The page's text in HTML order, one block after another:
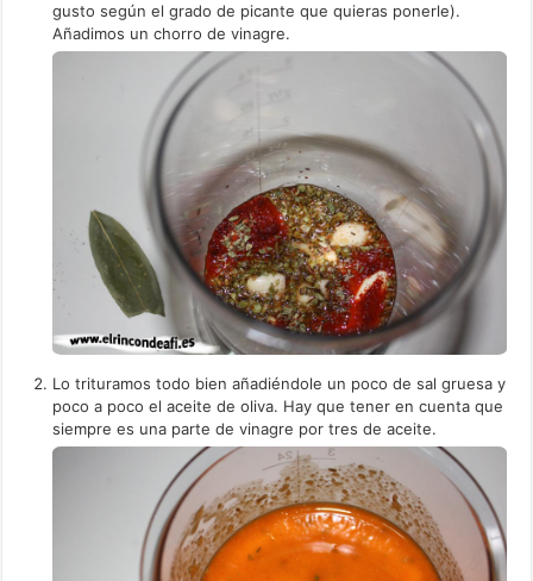
gusto según el grado de picante que quieras ponerle).
Añadimos un chorro de vinagre.
Lo trituramos todo bien añadiéndole un poco de sal gruesa y
poco a poco el aceite de oliva. Hay que tener en cuenta que
siempre es una parte de vinagre por tres de aceite.